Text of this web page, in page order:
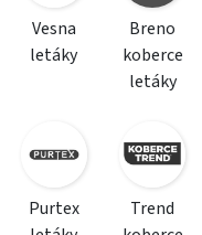
Vesna
letáky
Breno
koberce
letáky
Purtex
Trend